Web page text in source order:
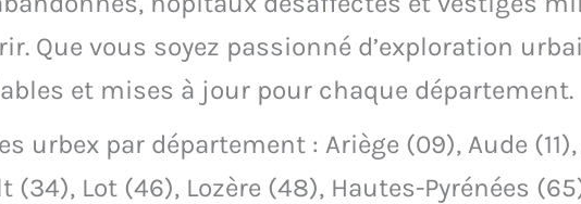
Que vous soyez passionné d’exploration
et mises à jour pour chaque département.
urbex par département : Ariège (09), Aude (11),
(34), Lot (46), Lozère (48), Hautes-Pyrénées